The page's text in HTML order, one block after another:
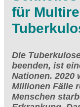
für
Die
beenden, ist
Nationen. 2020
Millionen Fälle
Menschen